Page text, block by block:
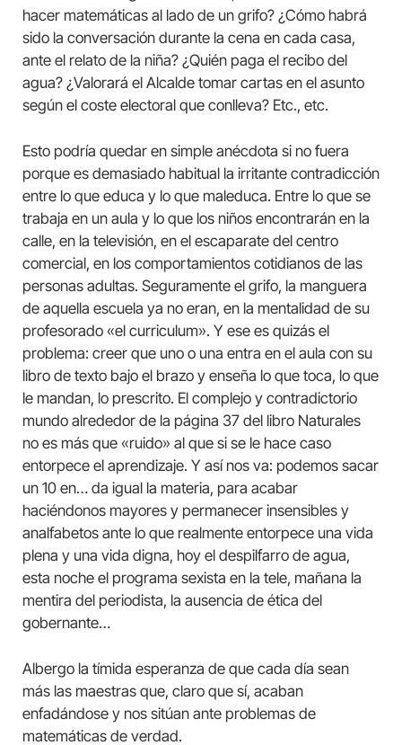
hacer matemáticas al lado de un grifo? ¿Cómo habrá
sido la conversación durante la cena en cada casa,
ante el relato de la niña? ¿Quién paga el recibo del
agua? ¿Valorará el Alcalde tomar cartas en el asunto
según el coste electoral que conlleva? Etc., etc.
Esto podría quedar en simple anécdota si no fuera
porque es demasiado habitual la irritante contradicción
entre lo que educa y lo que maleduca. Entre lo que se
trabaja en un aula y lo que los niños encontrarán en la
calle, en la televisión, en el escaparate del centro
comercial, en los comportamientos cotidianos de las
personas adultas. Seguramente el grifo, la manguera
de aquella escuela ya no eran, en la mentalidad de su
profesorado «el curriculum». Y ese es quizás el
problema: creer que uno o una entra en el aula con su
libro de texto bajo el brazo y enseña lo que toca, lo que
le mandan, lo prescrito. El complejo y contradictorio
mundo alrededor de la página 37 del libro Naturales
no es más que «ruido» al que si se le hace caso
entorpece el aprendizaje. Y así nos va: podemos sacar
un 10 en… da igual la materia, para acabar
haciéndonos mayores y permanecer insensibles y
analfabetos ante lo que realmente entorpece una vida
plena y una vida digna, hoy el despilfarro de agua,
esta noche el programa sexista en la tele, mañana la
mentira del periodista, la ausencia de ética del
gobernante…
Albergo la tímida esperanza de que cada día sean
más las maestras que, claro que sí, acaban
enfadándose y nos sitúan ante problemas de
matemáticas de verdad.